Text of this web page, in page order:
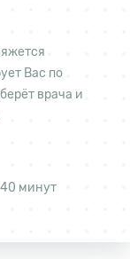
Вас по
врача и
минут